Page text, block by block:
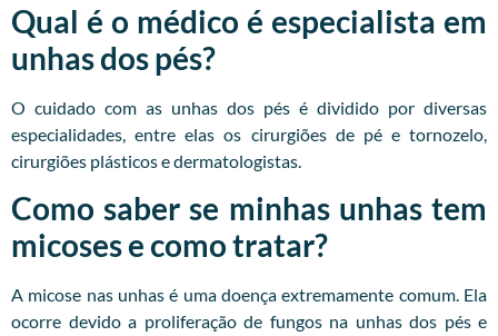
Qual é o médico é especialista em
unhas dos pés?
O cuidado com as unhas dos pés é dividido por diversas
especialidades, entre elas os cirurgiões de pé e tornozelo,
cirurgiões plásticos e dermatologistas.
Como saber se minhas unhas tem
micoses e como tratar?
A micose nas unhas é uma doença extremamente comum. Ela
ocorre devido a proliferação de fungos na unhas dos pés e